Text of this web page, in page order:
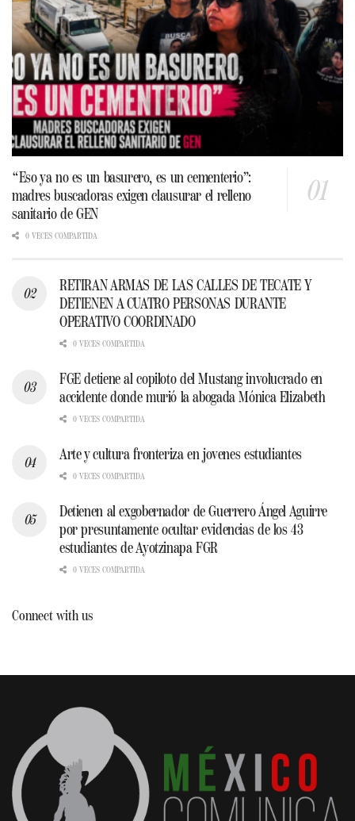
“Eso ya no es un basurero, es un cementerio”:
madres buscadoras exigen clausurar el relleno
sanitario de GEN
0 VECES COMPARTIDA
RETIRAN ARMAS DE LAS CALLES DE TECATE Y
DETIENEN A CUATRO PERSONAS DURANTE
OPERATIVO COORDINADO
0 VECES COMPARTIDA
FGE detiene al copiloto del Mustang involucrado en
accidente donde murió la abogada Mónica Elizabeth
0 VECES COMPARTIDA
Arte y cultura fronteriza en jovenes estudiantes
0 VECES COMPARTIDA
Detienen al exgobernador de Guerrero Ángel Aguirre
por presuntamente ocultar evidencias de los 43
estudiantes de Ayotzinapa FGR
0 VECES COMPARTIDA
Connect with us